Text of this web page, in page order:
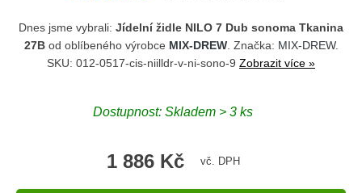
Dnes jsme vybrali: Jídelní židle NILO 7 Dub sonoma Tkanina
27Bod oblíbeného výrobce MIX-DREW. Značka: MIX-DREW.
SKU: 012-0517-cis-niilldr-v-ni-sono-9 Zobrazit více »
Dostupnost: Skladem > 3 ks
1 886 Kč vč. DPH